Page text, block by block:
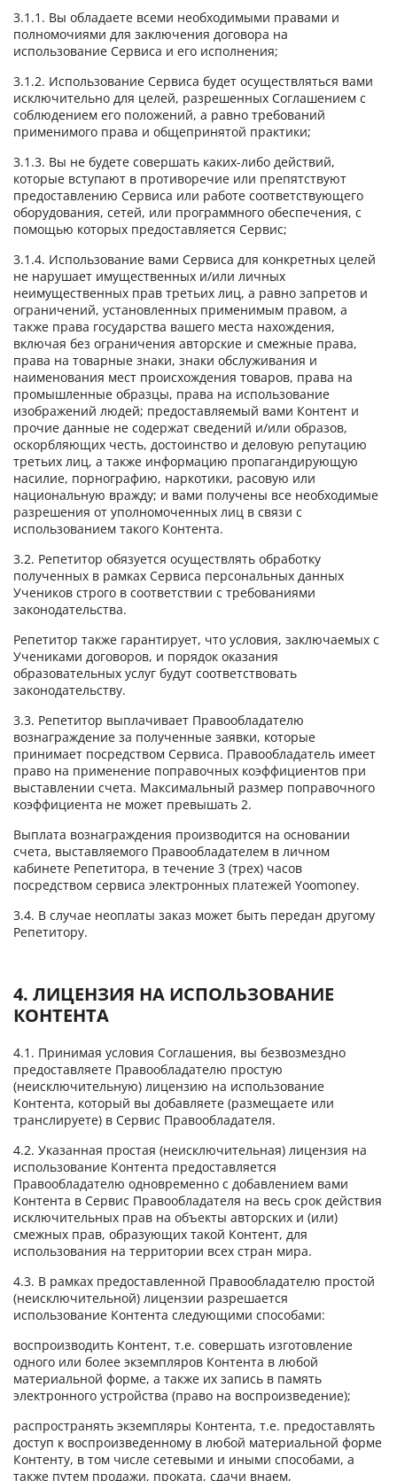
3.1.1. Вы обладаете всеми необходимыми правами и
полномочиями для заключения договора на
использование Сервиса и его исполнения;
3.1.2. Использование Сервиса будет осуществляться вами
исключительно для целей, разрешенных Соглашением с
соблюдением его положений, а равно требований
применимого права и общепринятой практики;
3.1.3. Вы не будете совершать каких-либо действий,
которые вступают в противоречие или препятствуют
предоставлению Сервиса или работе соответствующего
оборудования, сетей, или программного обеспечения, с
помощью которых предоставляется Сервис;
3.1.4. Использование вами Сервиса для конкретных целей
не нарушает имущественных и/или личных
неимущественных прав третьих лиц, а равно запретов и
ограничений, установленных применимым правом, а
также права государства вашего места нахождения,
включая без ограничения авторские и смежные права,
права на товарные знаки, знаки обслуживания и
наименования мест происхождения товаров, права на
промышленные образцы, права на использование
изображений людей; предоставляемый вами Контент и
прочие данные не содержат сведений и/или образов,
оскорбляющих честь, достоинство и деловую репутацию
третьих лиц, а также информацию пропагандирующую
насилие, порнографию, наркотики, расовую или
национальную вражду; и вами получены все необходимые
разрешения от уполномоченных лиц в связи с
использованием такого Контента.
3.2. Репетитор обязуется осуществлять обработку
полученных в рамках Сервиса персональных данных
Учеников строго в соответствии с требованиями
законодательства.
Репетитор также гарантирует, что условия, заключаемых с
Учениками договоров, и порядок оказания
образовательных услуг будут соответствовать
законодательству.
3.3. Репетитор выплачивает Правообладателю
вознаграждение за полученные заявки, которые
принимает посредством Сервиса. Правообладатель имеет
право на применение поправочных коэффициентов при
выставлении счета. Максимальный размер поправочного
коэффициента не может превышать 2.
Выплата вознаграждения производится на основании
счета, выставляемого Правообладателем в личном
кабинете Репетитора, в течение 3 (трех) часов
посредством сервиса электронных платежей Yoomoney.
3.4. В случае неоплаты заказ может быть передан другому
Репетитору.
4. ЛИЦЕНЗИЯ НА ИСПОЛЬЗОВАНИЕ
КОНТЕНТА
4.1. Принимая условия Соглашения, вы безвозмездно
предоставляете Правообладателю простую
(неисключительную) лицензию на использование
Контента, который вы добавляете (размещаете или
транслируете) в Сервис Правообладателя.
4.2. Указанная простая (неисключительная) лицензия на
использование Контента предоставляется
Правообладателю одновременно с добавлением вами
Контента в Сервис Правообладателя на весь срок действия
исключительных прав на объекты авторских и (или)
смежных прав, образующих такой Контент, для
использования на территории всех стран мира.
4.3. В рамках предоставленной Правообладателю простой
(неисключительной) лицензии разрешается
использование Контента следующими способами:
воспроизводить Контент, т.е. совершать изготовление
одного или более экземпляров Контента в любой
материальной форме, а также их запись в память
электронного устройства (право на воспроизведение);
распространять экземпляры Контента, т.е. предоставлять
доступ к воспроизведенному в любой материальной форме
Контенту, в том числе сетевыми и иными способами, а
также путем продажи, проката, сдачи внаем,